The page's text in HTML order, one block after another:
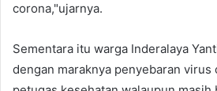
corona,"ujarnya.
Sementara itu warga Inderalaya
dengan maraknya penyebaran virus